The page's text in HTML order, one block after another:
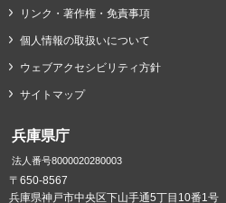
リンク・著作権・免責事項
個人情報の取扱いについて
ウェブアクセシビリティ方針
サイトマップ
兵庫県庁
法人番号8000020280003
〒650-8567
兵庫県神戸市中央区下山手通5丁目10番1号